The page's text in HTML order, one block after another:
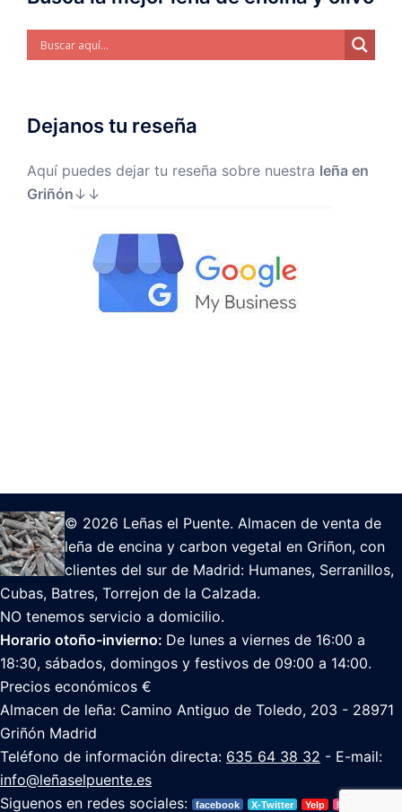
Dejanos tu reseña
Aquí puedes dejar tu reseña sobre nuestra leña en
Griñón ↓↓
© 2026 Leñas el Puente. Almacen de venta de
leña de encina y carbon vegetal en Griñon, con
clientes del sur de Madrid: Humanes, Serranillos,
Cubas, Batres, Torrejon de la Calzada.
NO tenemos servicio a domicilio.
Horario otoño-invierno: De lunes a viernes de 16:00 a
18:30, sábados, domingos y festivos de 09:00 a 14:00.
Precios económicos €
Almacen de leña: Camino Antiguo de Toledo, 203 - 28971
Griñón Madrid
Teléfono de información directa: 635 64 38 32 - E-mail:
info@leñaselpuente.es
Siguenos en redes sociales:
facebook X-Twitter Yelp Foursquare